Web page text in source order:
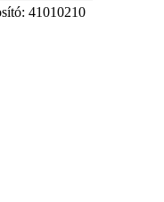
41010210